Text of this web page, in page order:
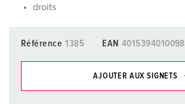
droits
Référence 1385 EAN 4015394010098
AJOUTER AUX SIGNETS